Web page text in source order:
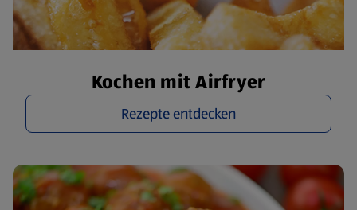
Kochen mit Airfryer
Rezepte entdecken